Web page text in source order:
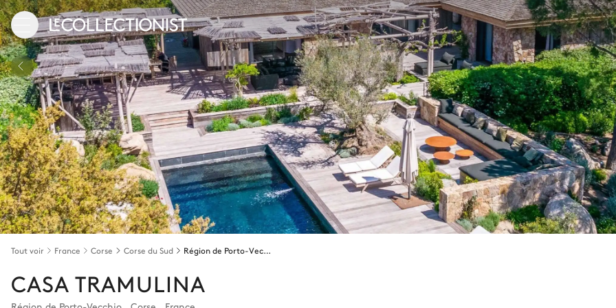
Tout voir France Corse Corse du Sud Région de Porto-Vecchio
CASA TRAMULINA